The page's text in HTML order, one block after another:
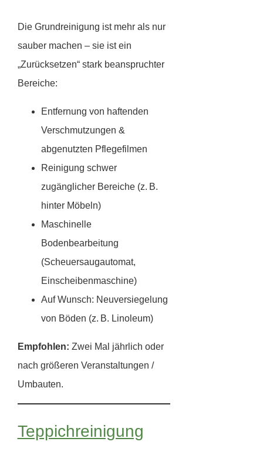
Die Grundreinigung ist mehr als nur
sauber machen – sie ist ein
„Zurücksetzen“ stark beanspruchter
Bereiche:
Entfernung von haftenden
Verschmutzungen &
abgenutzten Pflegefilmen
Reinigung schwer
zugänglicher Bereiche (z. B.
hinter Möbeln)
Maschinelle
Bodenbearbeitung
(Scheuersaugautomat,
Einscheibenmaschine)
Auf Wunsch: Neuversiegelung
von Böden (z. B. Linoleum)
Empfohlen: Zwei Mal jährlich oder
nach größeren Veranstaltungen /
Umbauten.
Teppichreinigung